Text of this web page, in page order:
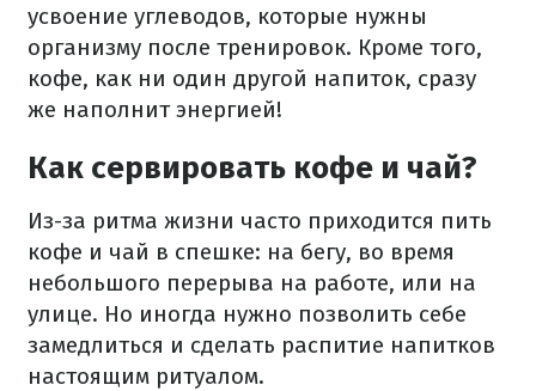
усвоение углеводов, которые нужны
организму после тренировок. Кроме того,
кофе, как ни один другой напиток, сразу
же наполнит энергией!
Как сервировать кофе и чай?
Из-за ритма жизни часто приходится пить
кофе и чай в спешке: на бегу, во время
небольшого перерыва на работе, или на
улице. Но иногда нужно позволить себе
замедлиться и сделать распитие напитков
настоящим ритуалом.